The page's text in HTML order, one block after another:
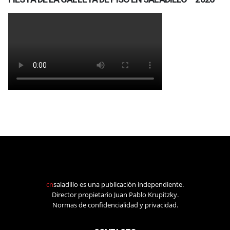
cnsaladillo es una publicación independiente.
Director propietario Juan Pablo Krupitzky.
Normas de confidencialidad y privacidad.